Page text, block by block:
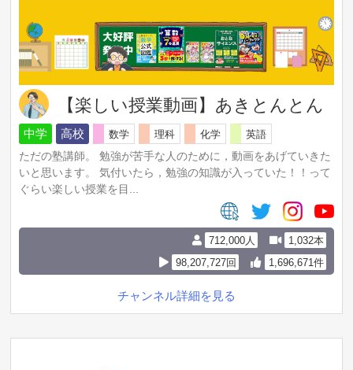
【楽しい授業動画】あきとんとん
中学 高校 数学 理科 化学
英語
ただの塾講師。 勉強が苦手な人のために，動画をあげていきた
いと思います。 気付いたら，勉強の知識が入っていた！！って
ぐらい楽しい授業を目...
712,000人
1,032本
98,207,727回
1,696,671件
チャンネル詳細を見る